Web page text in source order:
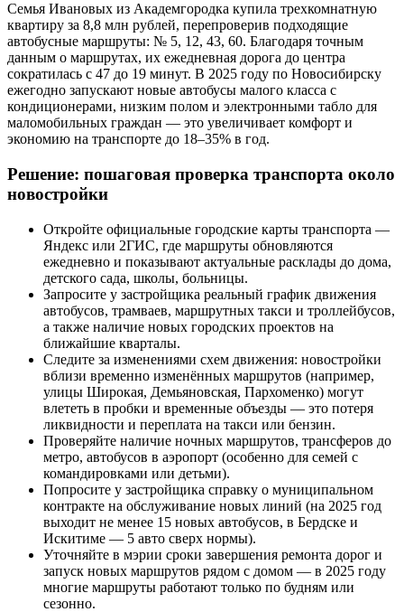
Семья Ивановых из Академгородка купила трехкомнатную
квартиру за 8,8 млн рублей, перепроверив подходящие
автобусные маршруты: № 5, 12, 43, 60. Благодаря точным
данным о маршрутах, их ежедневная дорога до центра
сократилась с 47 до 19 минут. В 2025 году по Новосибирску
ежегодно запускают новые автобусы малого класса с
кондиционерами, низким полом и электронными табло для
маломобильных граждан — это увеличивает комфорт и
экономию на транспорте до 18–35% в год.
Решение: пошаговая проверка транспорта около
новостройки
Откройте официальные городские карты транспорта —
Яндекс или 2ГИС, где маршруты обновляются
ежедневно и показывают актуальные расклады до дома,
детского сада, школы, больницы.
Запросите у застройщика реальный график движения
автобусов, трамваев, маршрутных такси и троллейбусов,
а также наличие новых городских проектов на
ближайшие кварталы.
Следите за изменениями схем движения: новостройки
вблизи временно изменённых маршрутов (например,
улицы Широкая, Демьяновская, Пархоменко) могут
влететь в пробки и временные объезды — это потеря
ликвидности и переплата на такси или бензин.
Проверяйте наличие ночных маршрутов, трансферов до
метро, автобусов в аэропорт (особенно для семей с
командировками или детьми).
Попросите у застройщика справку о муниципальном
контракте на обслуживание новых линий (на 2025 год
выходит не менее 15 новых автобусов, в Бердске и
Искитиме — 5 авто сверх нормы).
Уточняйте в мэрии сроки завершения ремонта дорог и
запуск новых маршрутов рядом с домом — в 2025 году
многие маршруты работают только по будням или
сезонно.